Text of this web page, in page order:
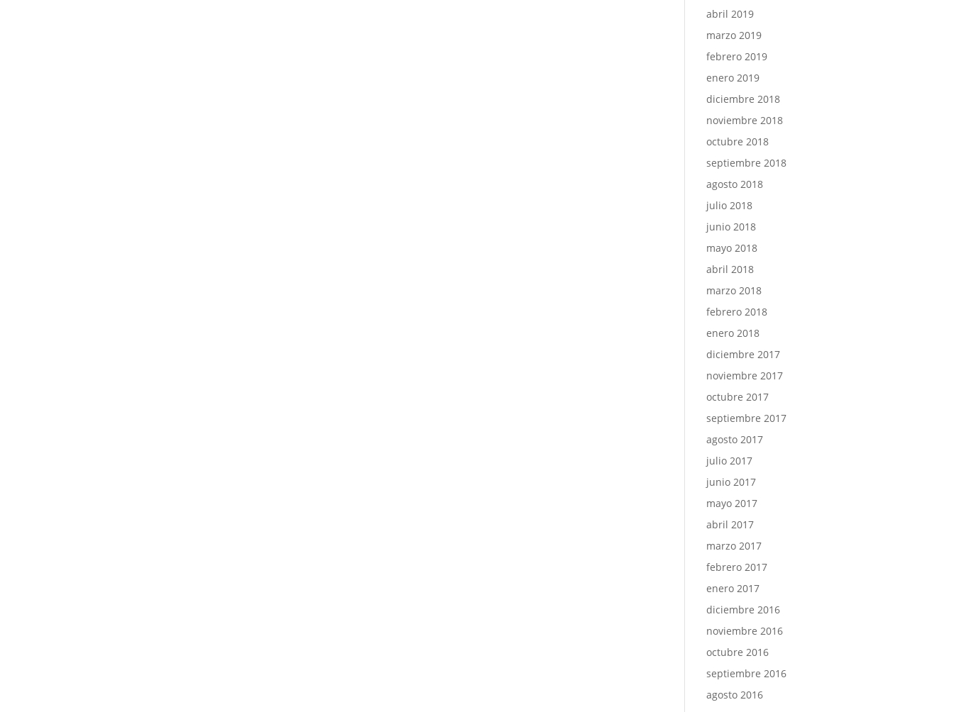
abril 2019
marzo 2019
febrero 2019
enero 2019
diciembre 2018
noviembre 2018
octubre 2018
septiembre 2018
agosto 2018
julio 2018
junio 2018
mayo 2018
abril 2018
marzo 2018
febrero 2018
enero 2018
diciembre 2017
noviembre 2017
octubre 2017
septiembre 2017
agosto 2017
julio 2017
junio 2017
mayo 2017
abril 2017
marzo 2017
febrero 2017
enero 2017
diciembre 2016
noviembre 2016
octubre 2016
septiembre 2016
agosto 2016